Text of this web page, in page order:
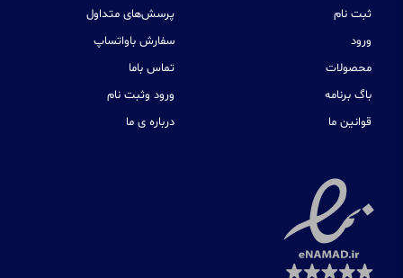
ثبت نام
ورود
محصولات
باگ برنامه
قوانین ما
پرسش‌های متداول
سفارش باواتساپ
تماس باما
ورود وثبت نام
درباره ی ما